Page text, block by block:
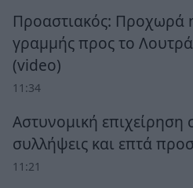
Προαστιακός: Προχωρά
γραμμής προς το
(video)
11:34
Αστυνομική επιχείρηση
συλλήψεις και επτά
11:21